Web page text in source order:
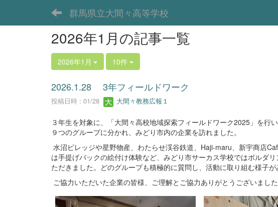
群馬県立大間々高等学校
2026年1月の記事一覧
2026年1月 10件
2026.1.28 3年フィールドワーク
投稿日時 : 01/28 大間々教務広報１
３年生を対象に、「大間々高校地域探索フィールドワーク2025」を行
９つのグループに分かれ、みどり市内の企業を訪れました。
水沼ビレッジや星野物産、わたらせ渓谷鉄道、Haji-maru、新宇商店
は手提げバックの絵付け体験など、みどり市サーカス学校ではボルダ
ただきました。どのグループも積極的に質問し、活動に取り組む様子が
ご協力いただいた企業の皆様、ご理解とご協力ありがとうございました